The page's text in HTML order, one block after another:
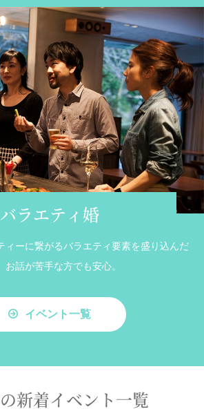
バラエティ婚
ィーに繋がるバラエティ要素を盛り込んだ
話が苦手な方でも安心。
イベント一覧
新着イベント一覧